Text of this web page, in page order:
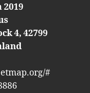
2019
4, 42799
#